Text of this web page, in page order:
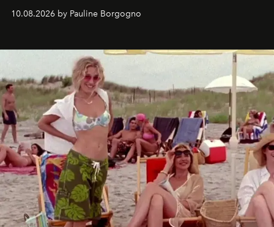
engagées pour la presse et la mode.
10.08.2026 by Pauline Borgogno